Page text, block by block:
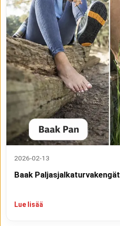
2026-02-13
Baak
Lue lisää